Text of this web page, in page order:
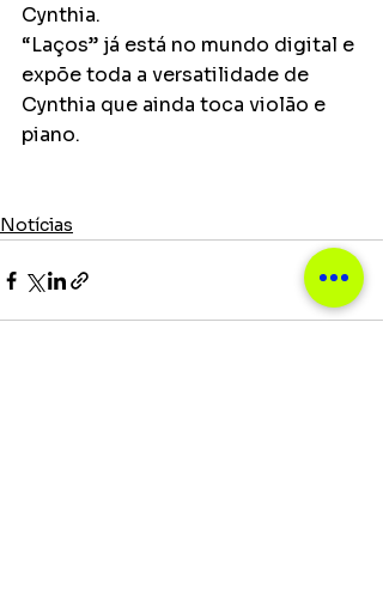
Cynthia.
“Laços” já está no mundo digital e
expõe toda a versatilidade de
Cynthia que ainda toca violão e
piano.
Notícias